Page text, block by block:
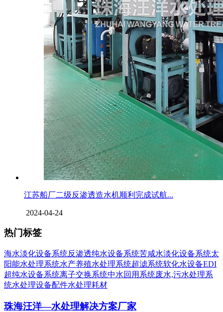
江苏船厂二级反渗透造水机顺利完成试航...
2024-04-24
热门标签
海水淡化设备系统反渗透纯水设备系统苦咸水淡化设备系统太
阳能水处理系统水产养殖水处理系统超滤系统软化水设备EDI
超纯水设备系统离子交换系统中水回用系统废水,污水处理系
统水处理设备配件水处理耗材
珠海汪洋—水处理解决方案厂家